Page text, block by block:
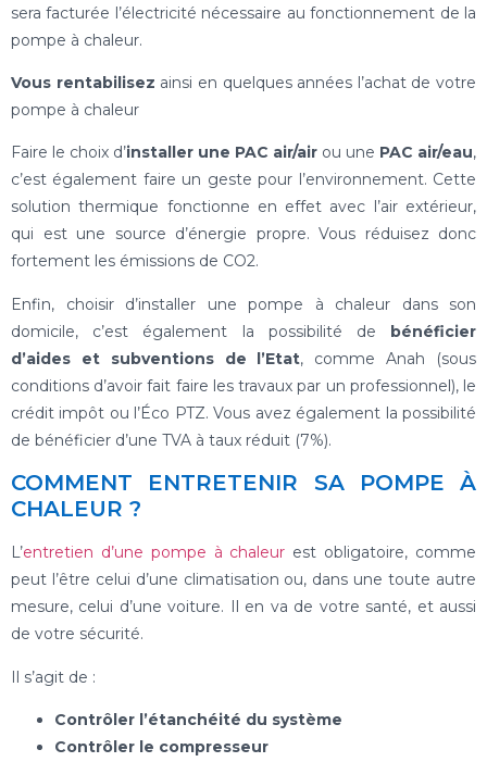
sera facturée l’électricité nécessaire au fonctionnement de la
pompe à chaleur.
Vous rentabilisez ainsi en quelques années l’achat de votre
pompe à chaleur
Faire le choix d’installer une PAC air/air ou une PAC air/eau,
c’est également faire un geste pour l’environnement. Cette
solution thermique fonctionne en effet avec l’air extérieur,
qui est une source d’énergie propre. Vous réduisez donc
fortement les émissions de CO2.
Enfin, choisir d’installer une pompe à chaleur dans son
domicile, c’est également la possibilité de bénéficier
d’aides et subventions de l’Etat, comme Anah (sous
conditions d’avoir fait faire les travaux par un professionnel), le
crédit impôt ou l’Éco PTZ. Vous avez également la possibilité
de bénéficier d’une TVA à taux réduit (7%).
COMMENT ENTRETENIR SA POMPE À
CHALEUR ?
L’entretien d’une pompe à chaleur est obligatoire, comme
peut l’être celui d’une climatisation ou, dans une toute autre
mesure, celui d’une voiture. Il en va de votre santé, et aussi
de votre sécurité.
Il s’agit de :
Contrôler l’étanchéité du système
Contrôler le compresseur